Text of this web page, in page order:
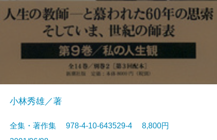
小林秀雄／著
全集・著作集 978-4-10-643529-4 8,800円